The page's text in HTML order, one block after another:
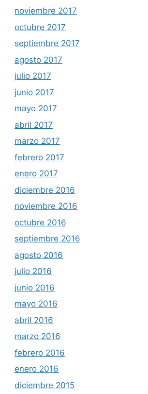
noviembre 2017
octubre 2017
septiembre 2017
agosto 2017
julio 2017
junio 2017
mayo 2017
abril 2017
marzo 2017
febrero 2017
enero 2017
diciembre 2016
noviembre 2016
octubre 2016
septiembre 2016
agosto 2016
julio 2016
junio 2016
mayo 2016
abril 2016
marzo 2016
febrero 2016
enero 2016
diciembre 2015